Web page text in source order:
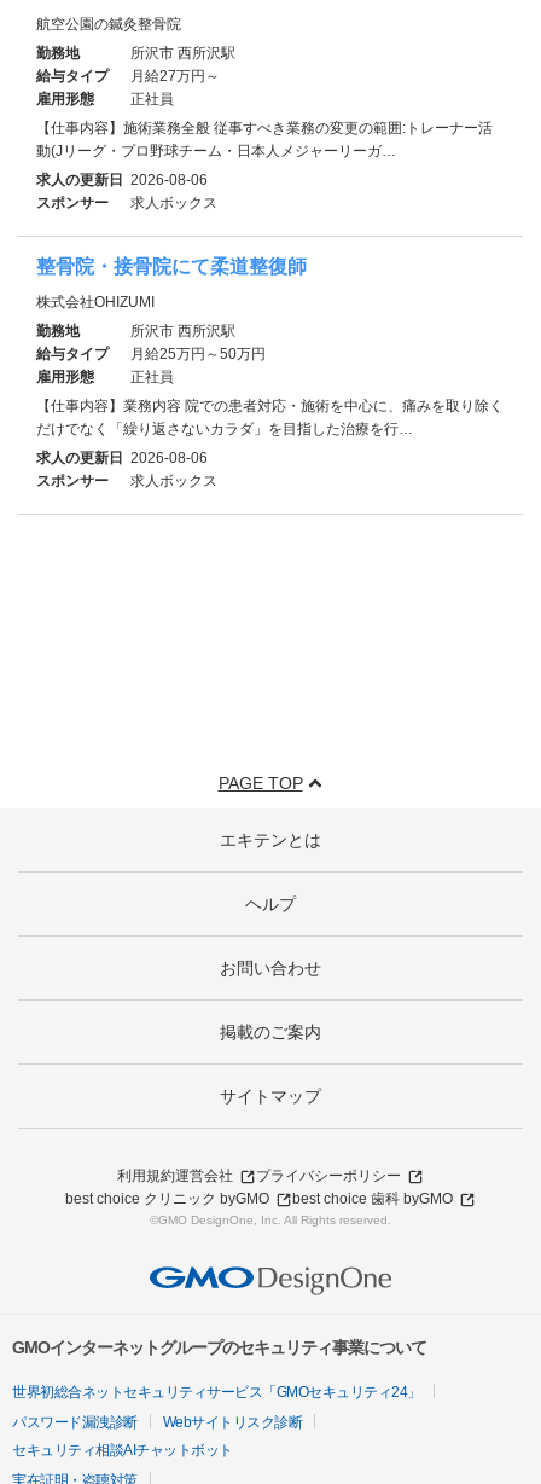
航空公園の鍼灸整骨院
勤務地
所沢市 西所沢駅
給与タイプ
月給27万円～
雇用形態
正社員
【仕事内容】施術業務全般 従事すべき業務の変更の範囲:トレーナー活
動(Jリーグ・プロ野球チーム・日本人メジャーリーガ…
求人の更新日 2026-08-06
スポンサー
求人ボックス
整骨院・接骨院にて柔道整復師
株式会社OHIZUMI
勤務地
所沢市 西所沢駅
給与タイプ
月給25万円～50万円
雇用形態
正社員
【仕事内容】業務内容 院での患者対応・施術を中心に、痛みを取り除く
だけでなく「繰り返さないカラダ」を目指した治療を行…
求人の更新日 2026-08-06
スポンサー
求人ボックス
PAGE TOP
エキテンとは
ヘルプ
お問い合わせ
掲載のご案内
サイトマップ
利用規約運営会社
プライバシーポリシー
best choice クリニック byGMO
best choice 歯科 byGMO
©GMO DesignOne, Inc. All Rights reserved.
GMOインターネットグループのセキュリティ事業について
世界初総合ネットセキュリティサービス「GMOセキュリティ24」
パスワード漏洩診断
Webサイトリスク診断
セキュリティ相談AIチャットボット
実在証明・盗聴対策